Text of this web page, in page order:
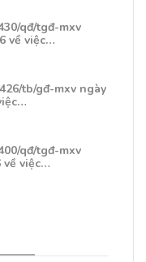
qđ/tgđ-mxv
về việc…
tb/gđ-mxv ngày
qđ/tgđ-mxv
về việc…